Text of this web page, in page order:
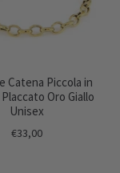
Catena Piccola in
Oro Giallo
Unisex
€33,00